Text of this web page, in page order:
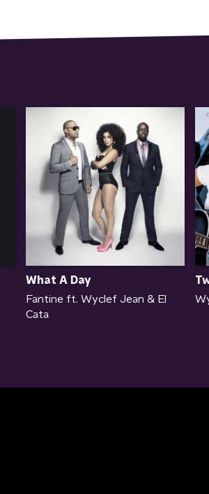
What A Day
Fantine ft. Wyclef Jean & El
Cata